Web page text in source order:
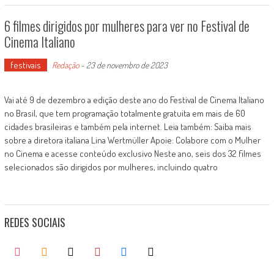
6 filmes dirigidos por mulheres para ver no Festival de
Cinema Italiano
festivais Redação- 23 de novembro de 2023
Vai até 9 de dezembro a edição deste ano do Festival de Cinema Italiano
no Brasil, que tem programação totalmente gratuita em mais de 60
cidades brasileiras e também pela internet. Leia também: Saiba mais
sobre a diretora italiana Lina Wertmüller Apoie: Colabore com o Mulher
no Cinema e acesse conteúdo exclusivo Neste ano, seis dos 32 filmes
selecionados são dirigidos por mulheres, incluindo quatro
REDES SOCIAIS